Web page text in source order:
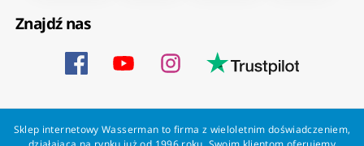
Znajdź nas
Sklep internetowy Wasserman to firma z wieloletnim doświadczeniem,